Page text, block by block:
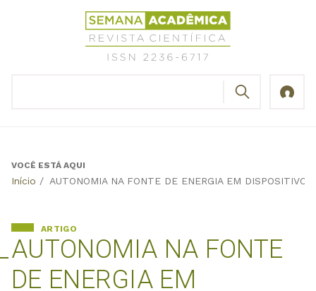
Revista
Científica
Semana
Back
VOCÊ ESTÁ AQUI
Início / AUTONOMIA NA FONTE DE ENERGIA EM
AUTONOMIA NA FONTE
DE ENERGIA EM
ARTIGO